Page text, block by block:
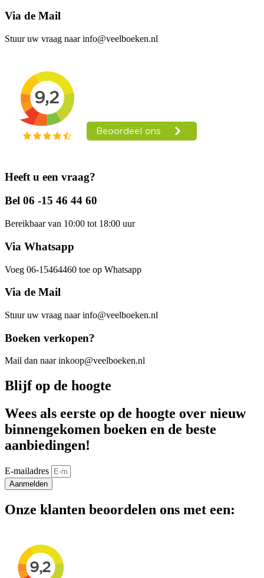
Via de Mail
Stuur uw vraag naar info@veelboeken.nl
Heeft u een vraag?
Bel 06 -15 46 44 60
Bereikbaar van 10:00 tot 18:00 uur
Via Whatsapp
Voeg 06-15464460 toe op Whatsapp
Via de Mail
Stuur uw vraag naar info@veelboeken.nl
Boeken verkopen?
Mail dan naar inkoop@veelboeken.nl
Blijf op de hoogte
Wees als eerste op de hoogte over nieuw
binnengekomen boeken en de beste
aanbiedingen!
E-mailadres
Aanmelden
Onze klanten beoordelen ons met een: